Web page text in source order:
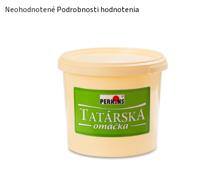
Priemerné hodnotenie produktu je 0,0 z 5 hviezdičiek.
Neohodnotené Podrobnosti hodnotenia